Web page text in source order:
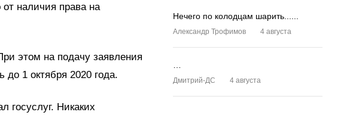
наличия права на
этом на подачу заявления
до 1 октября 2020 года.
госуслуг. Никаких
Нечего по колодцам шарить......
Александр Трофимов 4 августа
Дмитрий-ДС 4 августа